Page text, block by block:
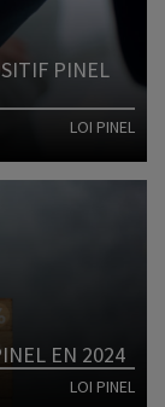
PINEL
LOI PINEL
EN 2024
LOI PINEL